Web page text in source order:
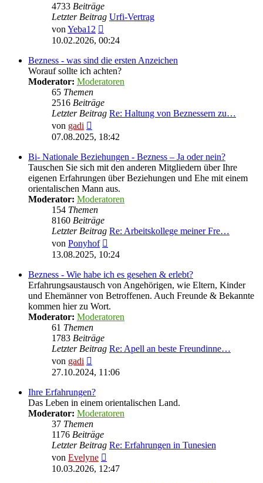
4733 Beiträge
Letzter Beitrag Urfi-Vertrag
von Yeba12
Beitrag
10.02.2026, 00:24
Bezness - was sind die ersten Anzeichen
Worauf sollte ich achten?
Moderator: Moderatoren
65 Themen
2516 Beiträge
Letzter Beitrag Re: Haltung von Beznessern zu…
von gadi
Beitrag
07.08.2025, 18:42
Bi- Nationale Beziehungen - Bezness – Ja oder nein?
Tauschen Sie sich mit den anderen Mitgliedern über Ihre
eigenen Erfahrungen über Beziehungen und Ehe mit einem
orientalischen Mann aus.
Moderator: Moderatoren
154 Themen
8160 Beiträge
Letzter Beitrag Re: Arbeitskollege meiner Fre…
von Ponyhof
Beitrag
13.08.2025, 10:24
Bezness - Wie habe ich es gesehen & erlebt?
Erfahrungsaustausch von Angehörigen, wie Eltern, Kinder
und Ehemänner von Betroffenen. Auch Freunde & Bekannte
kommen hier zu Wort.
Moderator: Moderatoren
61 Themen
1783 Beiträge
Letzter Beitrag Re: Apell an beste Freundinne…
von gadi
Beitrag
27.10.2024, 11:06
Ihre Erfahrungen?
Das Leben in einem orientalischen Land.
Moderator: Moderatoren
37 Themen
1176 Beiträge
Letzter Beitrag Re: Erfahrungen in Tunesien
von Evelyne
Beitrag
10.03.2026, 12:47